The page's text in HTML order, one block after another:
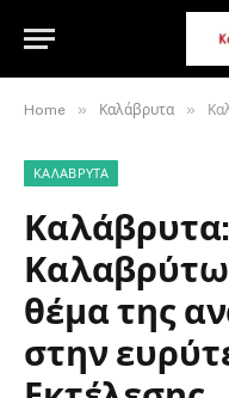
Home » Καλάβρυτα »
ΚΑΛΆΒΡΥΤΑ
θέμα της
στην